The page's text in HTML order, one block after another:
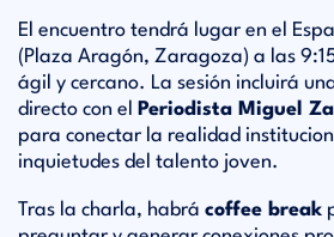
El encuentro tendrá lugar en el
(Plaza Aragón, Zaragoza) a las
ágil y cercano. La sesión incluirá
directo con el
Periodista Miguel
para conectar la realidad
inquietudes del talento joven.
Tras la charla, habrá coffee break